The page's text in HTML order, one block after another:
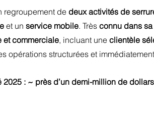
regroupement de deux activités de
et un service mobile. Très connu dans
et commerciale, incluant une clientèle
opérations structurées et
2025 : ~ près d’un demi-million de dollars